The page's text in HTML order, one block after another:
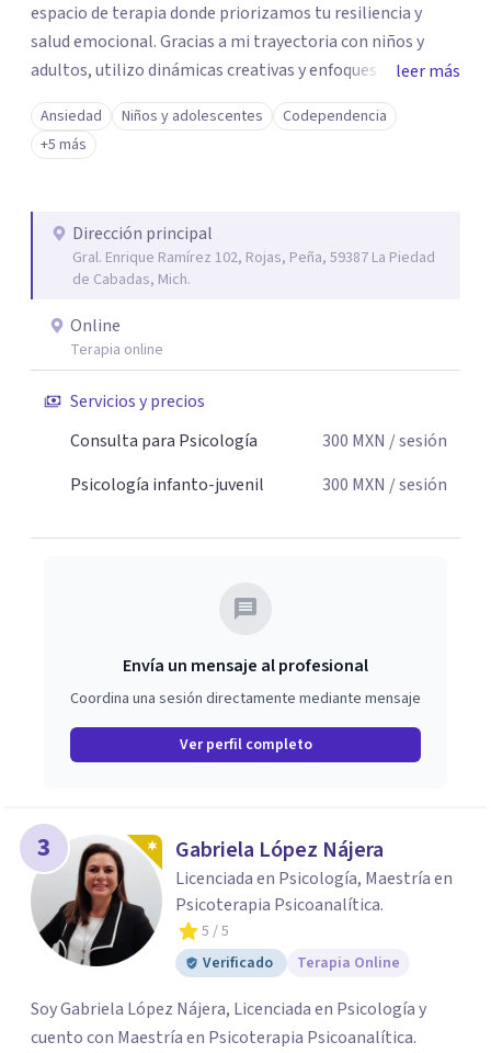
espacio de terapia donde priorizamos tu resiliencia y
salud emocional. Gracias a mi trayectoria con niños y
adultos, utilizo dinámicas creativas y enfoques adaptados
a tus necesidades específicas. Estoy aquí para escucharte
y brindarte las herramientas necesarias para fortalecer
tu paz mental.
leer más
Ansiedad Niños y adolescentes
Codependencia
+5 más
Dirección principal
Gral. Enrique Ramírez 102, Rojas, Peña, 59387 La Piedad
de Cabadas, Mich.
Online
Terapia online
Servicios y precios
Consulta para Psicología
300 MXN / sesión
Psicología infanto-juvenil
300 MXN / sesión
Envía un mensaje al profesional
Coordina una sesión directamente mediante mensaje
Ver perfil completo
3 Gabriela López Nájera
Licenciada en Psicología, Maestría en
Psicoterapia Psicoanalítica.
5 / 5
Verificado
Terapia Online
Soy Gabriela López Nájera, Licenciada en Psicología y
cuento con Maestría en Psicoterapia Psicoanalítica.